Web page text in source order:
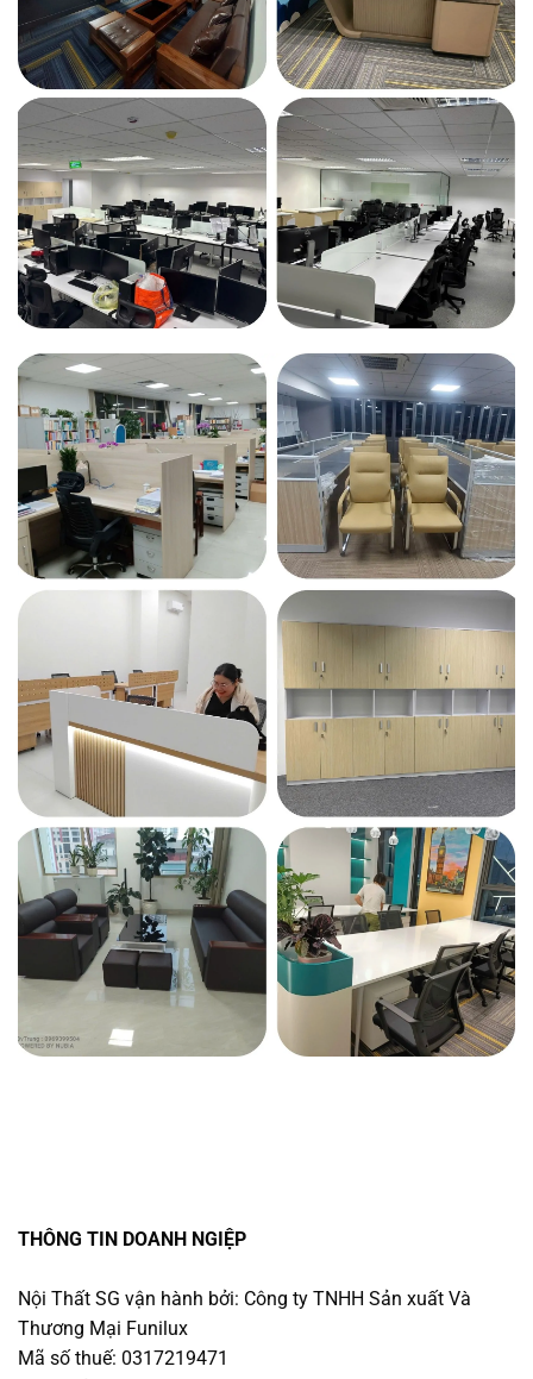
THÔNG TIN DOANH NGIỆP
Nội Thất SG vận hành bởi: Công ty TNHH Sản xuất Và
Thương Mại Funilux
Mã số thuế: 0317219471